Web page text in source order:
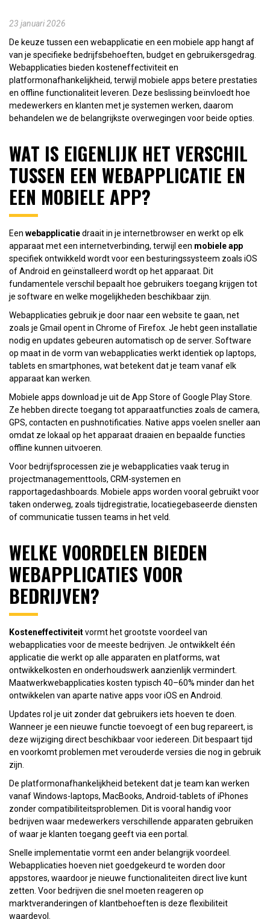
23 januari 2026
De keuze tussen een webapplicatie en een mobiele app hangt af
van je specifieke bedrijfsbehoeften, budget en gebruikersgedrag.
Webapplicaties bieden kosteneffectiviteit en
platformonafhankelijkheid, terwijl mobiele apps betere prestaties
en offline functionaliteit leveren. Deze beslissing beïnvloedt hoe
medewerkers en klanten met je systemen werken, daarom
behandelen we de belangrijkste overwegingen voor beide opties.
WAT IS EIGENLIJK HET VERSCHIL
TUSSEN EEN WEBAPPLICATIE EN
EEN MOBIELE APP?
Een webapplicatiedraait in je internetbrowser en werkt op elk
apparaat met een internetverbinding, terwijl een mobiele app
specifiek ontwikkeld wordt voor een besturingssysteem zoals iOS
of Android en geïnstalleerd wordt op het apparaat. Dit
fundamentele verschil bepaalt hoe gebruikers toegang krijgen tot
je software en welke mogelijkheden beschikbaar zijn.
Webapplicaties gebruik je door naar een website te gaan, net
zoals je Gmail opent in Chrome of Firefox. Je hebt geen installatie
nodig en updates gebeuren automatisch op de server. Software
op maat in de vorm van webapplicaties werkt identiek op laptops,
tablets en smartphones, wat betekent dat je team vanaf elk
apparaat kan werken.
Mobiele apps download je uit de App Store of Google Play Store.
Ze hebben directe toegang tot apparaatfuncties zoals de camera,
GPS, contacten en pushnotificaties. Native apps voelen sneller aan
omdat ze lokaal op het apparaat draaien en bepaalde functies
offline kunnen uitvoeren.
Voor bedrijfsprocessen zie je webapplicaties vaak terug in
projectmanagementtools, CRM-systemen en
rapportagedashboards. Mobiele apps worden vooral gebruikt voor
taken onderweg, zoals tijdregistratie, locatiegebaseerde diensten
of communicatie tussen teams in het veld.
WELKE VOORDELEN BIEDEN
WEBAPPLICATIES VOOR
BEDRIJVEN?
Kosteneffectiviteitvormt het grootste voordeel van
webapplicaties voor de meeste bedrijven. Je ontwikkelt één
applicatie die werkt op alle apparaten en platforms, wat
ontwikkelkosten en onderhoudswerk aanzienlijk vermindert.
Maatwerkwebapplicaties kosten typisch 40–60% minder dan het
ontwikkelen van aparte native apps voor iOS en Android.
Updates rol je uit zonder dat gebruikers iets hoeven te doen.
Wanneer je een nieuwe functie toevoegt of een bug repareert, is
deze wijziging direct beschikbaar voor iedereen. Dit bespaart tijd
en voorkomt problemen met verouderde versies die nog in gebruik
zijn.
De platformonafhankelijkheid betekent dat je team kan werken
vanaf Windows-laptops, MacBooks, Android-tablets of iPhones
zonder compatibiliteitsproblemen. Dit is vooral handig voor
bedrijven waar medewerkers verschillende apparaten gebruiken
of waar je klanten toegang geeft via een portal.
Snelle implementatie vormt een ander belangrijk voordeel.
Webapplicaties hoeven niet goedgekeurd te worden door
appstores, waardoor je nieuwe functionaliteiten direct live kunt
zetten. Voor bedrijven die snel moeten reageren op
marktveranderingen of klantbehoeften is deze flexibiliteit
waardevol.